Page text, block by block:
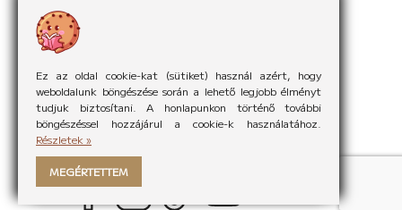
Ez az oldal cookie-kat (sütiket) használ azért, hogy
weboldalunk böngészése során a lehető legjobb élményt
tudjuk biztosítani. A honlapunkon történő további
böngészéssel hozzájárul a cookie-k használatához.
Részletek »
MEGÉRTETTEM